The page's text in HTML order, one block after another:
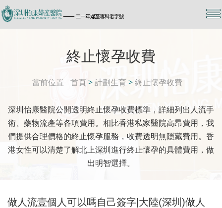
終止懷孕收費
當前位置 首頁 >計劃生育>終止懷孕收費
深圳怡康醫院公開透明終止懷孕收費標準，詳細列出人流手
術、藥物流產等各項費用。相比香港私家醫院高昂費用，我
們提供合理價格的終止懷孕服務，收費透明無隱藏費用。香
港女性可以清楚了解北上深圳進行終止懷孕的具體費用，做
出明智選擇。
做人流壹個人可以嗎自己簽字|大陸(深圳)做人